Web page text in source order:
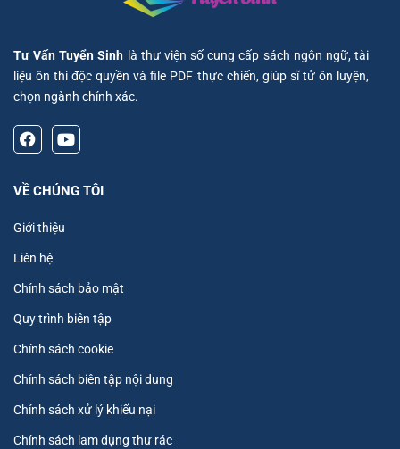
Tư Vấn Tuyển Sinh là thư viện số cung cấp sách ngôn ngữ, tài
liệu ôn thi độc quyền và file PDF thực chiến, giúp sĩ tử ôn luyện,
chọn ngành chính xác.
VỀ CHÚNG TÔI
Giới thiệu
Liên hệ
Chính sách bảo mật
Quy trình biên tập
Chính sách cookie
Chính sách biên tập nội dung
Chính sách xử lý khiếu nại
Chính sách lam dụng thư rác